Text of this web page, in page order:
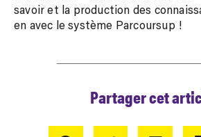
savoir et la production des
en avec le système Parcoursup !
Partager cet